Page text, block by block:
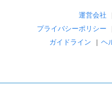
運営会社
プライバシーポリシー
ガイドライン
| ヘ